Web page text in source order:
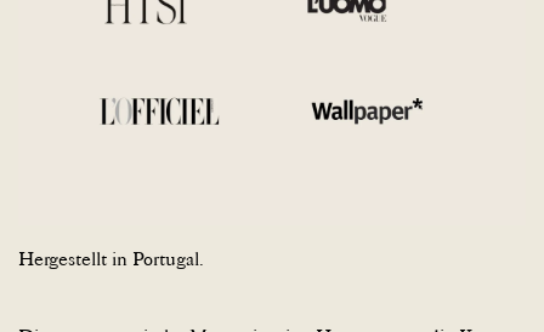
Hergestellt in Portugal.